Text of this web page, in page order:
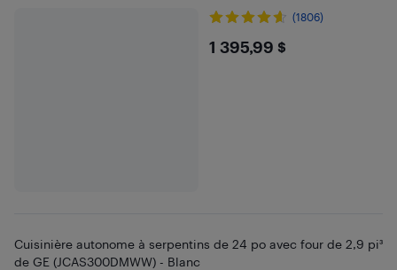
(1806)
$1395.99
1 395,99 $
Cuisinière autonome à serpentins de 24 po avec four de 2,9 pi³
de GE (JCAS300DMWW) - Blanc